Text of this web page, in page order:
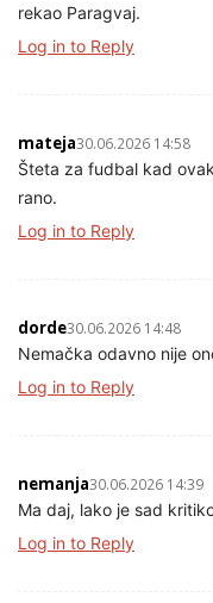
rekao Paragvaj.
Log in to Reply
mateja30.06.2026 14:58
Šteta za fudbal kad
rano.
Log in to Reply
dorde30.06.2026 14:48
Nemačka odavno nije
Log in to Reply
nemanja30.06.2026 14:39
Ma daj, lako je sad
Log in to Reply